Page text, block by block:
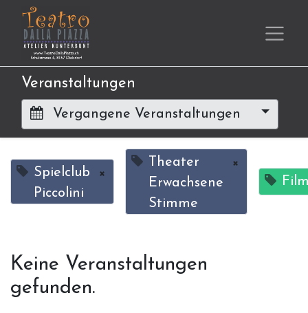
Veranstaltungen
Vergangene Veranstaltungen
Spielclub
Piccolini
×
Theater
Erwachsene
Stimme
×
Keine Veranstaltungen
gefunden.